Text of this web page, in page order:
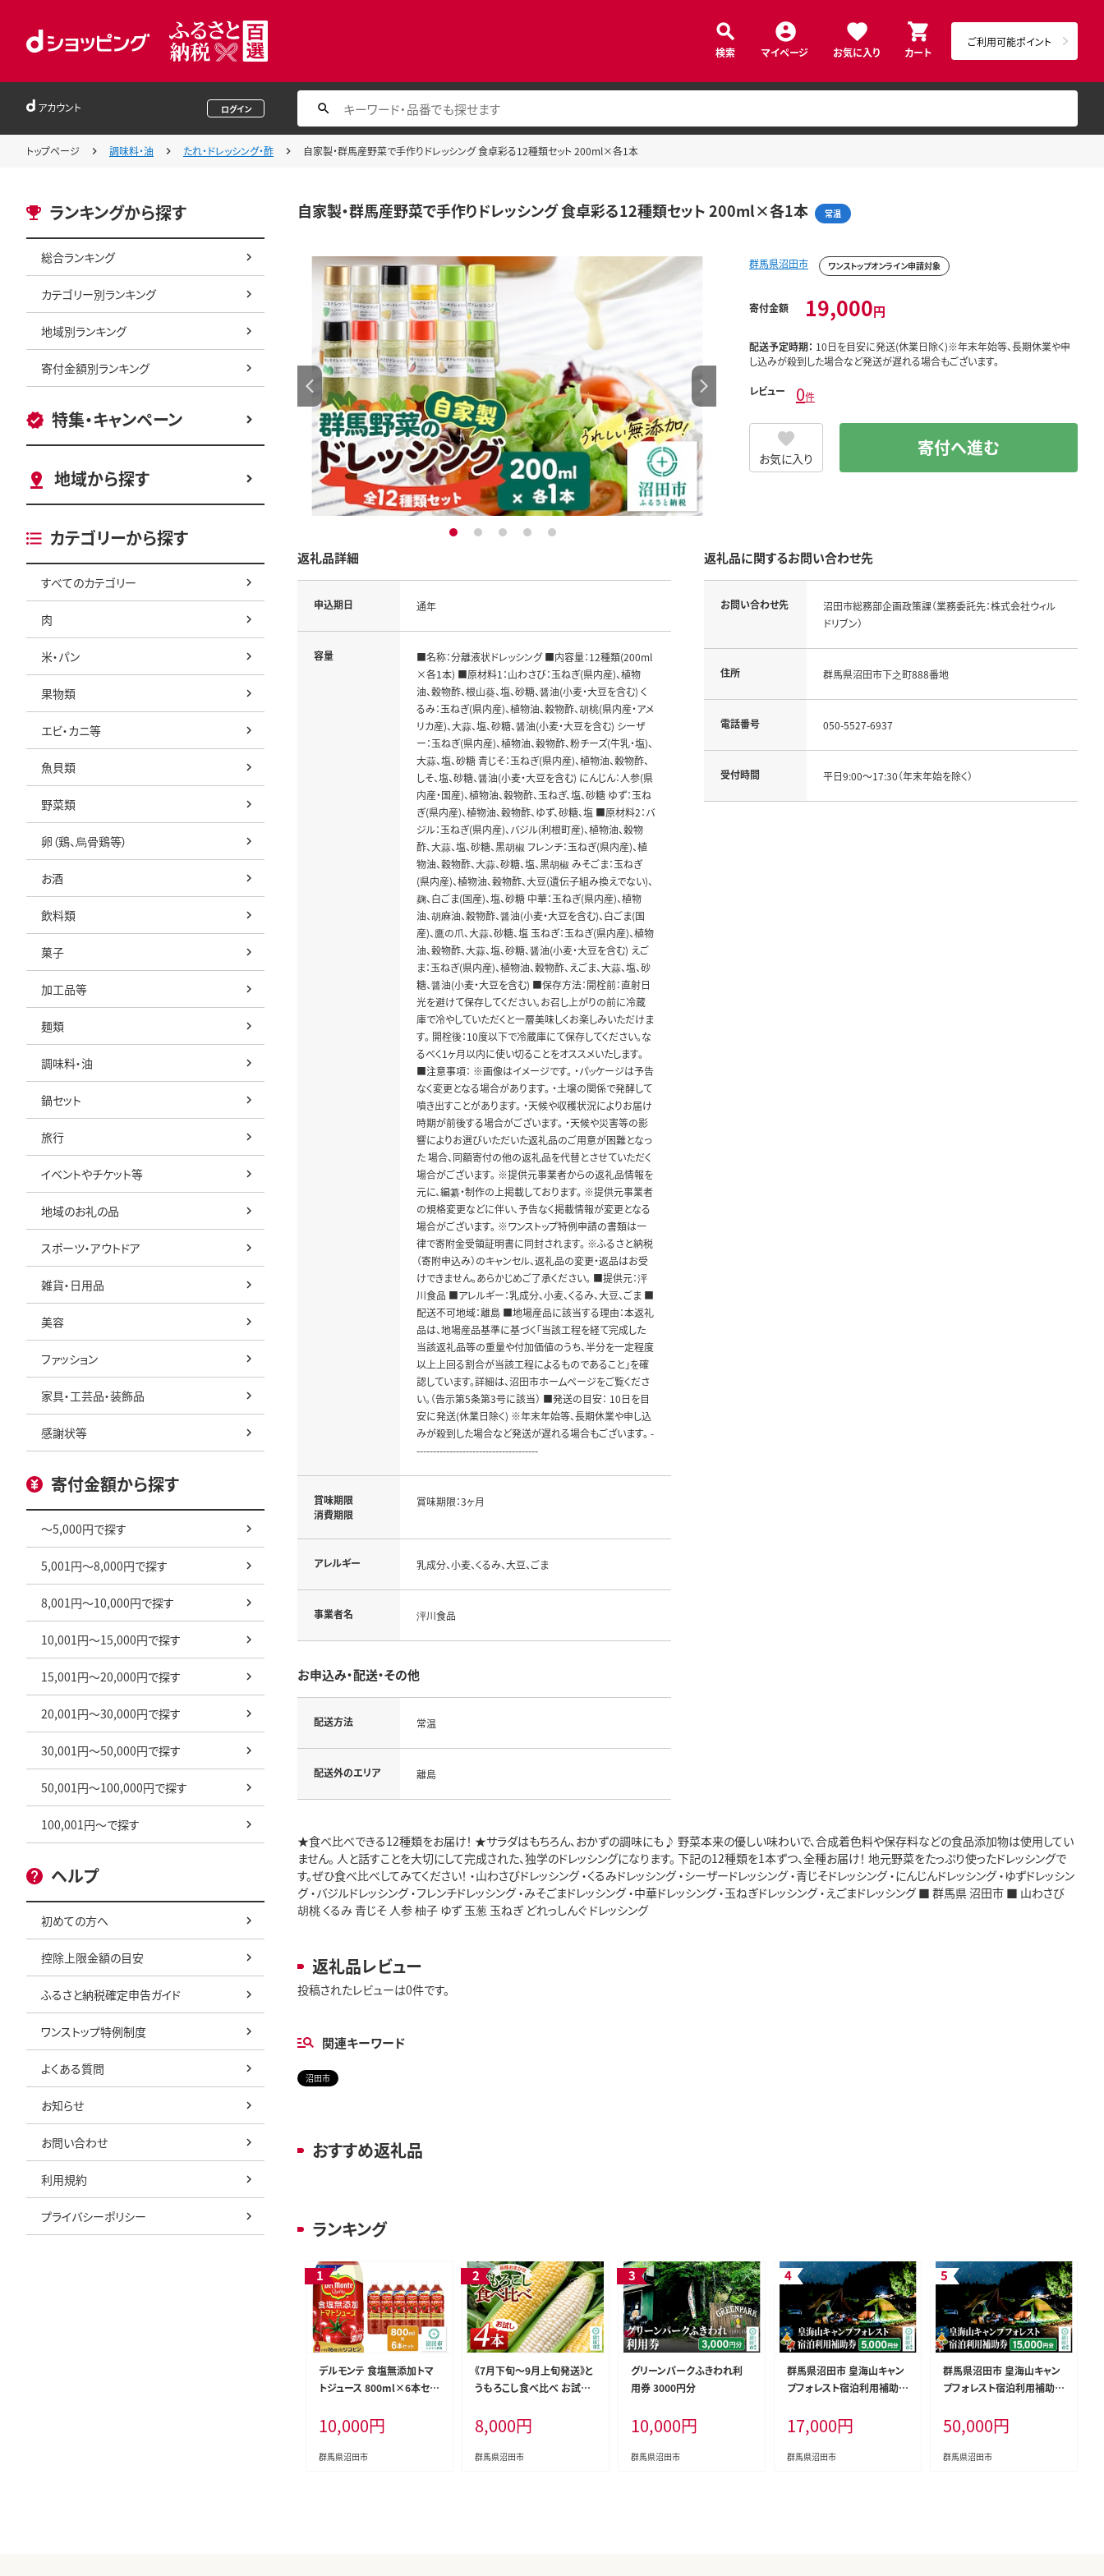
検索 マイページ お気に入り カート
ご利用可能ポイント
アカウント ログイン
トップページ 調味料・油 たれ・ドレッシング・酢 自家製・群馬産野菜で手作りドレッシング 食卓彩る12種類セット 200ml×各1本
ランキングから探す
総合ランキング
カテゴリー別ランキング
地域別ランキング
寄付金額別ランキング
特集・キャンペーン
地域から探す
カテゴリーから探す
すべてのカテゴリー
肉
米・パン
果物類
エビ・カニ等
魚貝類
野菜類
卵（鶏、烏骨鶏等）
お酒
飲料類
菓子
加工品等
麺類
調味料・油
鍋セット
旅行
イベントやチケット等
地域のお礼の品
スポーツ・アウトドア
雑貨・日用品
美容
ファッション
家具・工芸品・装飾品
感謝状等
寄付金額から探す
～5,000円で探す
5,001円～8,000円で探す
8,001円～10,000円で探す
10,001円～15,000円で探す
15,001円～20,000円で探す
20,001円～30,000円で探す
30,001円～50,000円で探す
50,001円～100,000円で探す
100,001円～で探す
ヘルプ
初めての方へ
控除上限金額の目安
ふるさと納税確定申告ガイド
ワンストップ特例制度
よくある質問
お知らせ
お問い合わせ
利用規約
プライバシーポリシー
自家製・群馬産野菜で手作りドレッシング 食卓彩る12種類セット 200ml×各1本 常温
1 2 3 4 5
群馬県沼田市 ワンストップオンライン申請対象
寄付金額 19,000円
配送予定時期： 10日を目安に発送(休業日除く)※年末年始等、長期休業や申
し込みが殺到した場合など発送が遅れる場合もございます。
レビュー 0件
お気に入り 寄付へ進む
返礼品詳細
申込期日 通年
容量
■名称：分離液状ドレッシング ■内容量：12種類(200ml
×各1本) ■原材料1：山わさび：玉ねぎ(県内産)、植物
油、穀物酢、根山葵、塩、砂糖、醤油(小麦・大豆を含む) く
るみ：玉ねぎ(県内産)、植物油、穀物酢、胡桃(県内産・アメ
リカ産)、大蒜、塩、砂糖、醤油(小麦・大豆を含む) シーザ
ー：玉ねぎ(県内産)、植物油、穀物酢、粉チーズ(牛乳・塩)、
大蒜、塩、砂糖 青じそ：玉ねぎ(県内産)、植物油、穀物酢、
しそ、塩、砂糖、醤油(小麦・大豆を含む) にんじん：人参(県
内産・国産)、植物油、穀物酢、玉ねぎ、塩、砂糖 ゆず：玉ね
ぎ(県内産)、植物油、穀物酢、ゆず、砂糖、塩 ■原材料2：バ
ジル：玉ねぎ(県内産)、バジル(利根町産)、植物油、穀物
酢、大蒜、塩、砂糖、黒胡椒 フレンチ：玉ねぎ(県内産)、植
物油、穀物酢、大蒜、砂糖、塩、黒胡椒 みそごま：玉ねぎ
(県内産)、植物油、穀物酢、大豆(遺伝子組み換えでない)、
麹、白ごま(国産)、塩、砂糖 中華：玉ねぎ(県内産)、植物
油、胡麻油、穀物酢、醤油(小麦・大豆を含む)、白ごま(国
産)、鷹の爪、大蒜、砂糖、塩 玉ねぎ：玉ねぎ(県内産)、植物
油、穀物酢、大蒜、塩、砂糖、醤油(小麦・大豆を含む) えご
ま：玉ねぎ(県内産)、植物油、穀物酢、えごま、大蒜、塩、砂
糖、醤油(小麦・大豆を含む) ■保存方法：開栓前：直射日
光を避けて保存してください。お召し上がりの前に冷蔵
庫で冷やしていただくと一層美味しくお楽しみいただけま
す。 開栓後：10度以下で冷蔵庫にて保存してください。な
るべく1ヶ月以内に使い切ることをオススメいたします。
■注意事項： ※画像はイメージです。 ・パッケージは予告
なく変更となる場合があります。 ・土壌の関係で発酵して
噴き出すことがあります。 ・天候や収穫状況によりお届け
時期が前後する場合がございます。 ・天候や災害等の影
響によりお選びいただいた返礼品のご用意が困難となっ
た 場合、同額寄付の他の返礼品を代替とさせていただく
場合がございます。 ※提供元事業者からの返礼品情報を
元に、編纂・制作の上掲載しております。 ※提供元事業者
の規格変更などに伴い、予告なく掲載情報が変更となる
場合がございます。 ※ワンストップ特例申請の書類は一
律で寄附金受領証明書に同封されます。 ※ふるさと納税
（寄附申込み）のキャンセル、返礼品の変更・返品はお受
けできません。あらかじめご了承ください。 ■提供元：泙
川食品 ■アレルギー：乳成分、小麦、くるみ、大豆、ごま ■
配送不可地域：離島 ■地場産品に該当する理由：本返礼
品は、地場産品基準に基づく「当該工程を経て完成した
当該返礼品等の重量や付加価値のうち、半分を一定程度
以上上回る割合が当該工程によるものであること」を確
認しています。詳細は、沼田市ホームページをご覧くださ
い。（告示第5条第3号に該当） ■発送の目安： 10日を目
安に発送(休業日除く) ※年末年始等、長期休業や申し込
みが殺到した場合など発送が遅れる場合もございます。 -
-------------------------------------
賞味期限
消費期限
賞味期限：3ヶ月
アレルギー 乳成分、小麦、くるみ、大豆、ごま
事業者名 泙川食品
お申込み・配送・その他
配送方法 常温
配送外のエリア 離島
返礼品に関するお問い合わせ先
お問い合わせ先
沼田市総務部企画政策課（業務委託先：株式会社ウィル
ドリブン）
住所 群馬県沼田市下之町888番地
電話番号 050-5527-6937
受付時間 平日9:00～17:30（年末年始を除く）
★食べ比べできる12種類をお届け！ ★サラダはもちろん、おかずの調味にも♪ 野菜本来の優しい味わいで、合成着色料や保存料などの食品添加物は使用してい
ません。 人と話すことを大切にして完成された、独学のドレッシングになります。 下記の12種類を1本ずつ、全種お届け！ 地元野菜をたっぷり使ったドレッシングで
す。ぜひ食べ比べしてみてください！ ・山わさびドレッシング ・くるみドレッシング ・シーザードレッシング ・青じそドレッシング ・にんじんドレッシング ・ゆずドレッシン
グ ・バジルドレッシング ・フレンチドレッシング ・みそごまドレッシング ・中華ドレッシング ・玉ねぎドレッシング ・えごまドレッシング ■ 群馬県 沼田市 ■ 山わさび
胡桃 くるみ 青じそ 人参 柚子 ゆず 玉葱 玉ねぎ どれっしんぐ ドレッシング
返礼品レビュー
投稿されたレビューは0件です。
関連キーワード
沼田市
おすすめ返礼品
ランキング
デルモンテ 食塩無添加トマ
トジュース 800ml×6本セッ
[【野菜セット】デルモンテ De
l Monte キッコーマン 野菜
トマト とまと]
10,000円
群馬県沼田市
《7月下旬～9月上旬発送》と
うもろこし食べ比べ お試し4
8,000円
群馬県沼田市
グリーンパークふきわれ利
用券 3000円分
10,000円
群馬県沼田市
群馬県沼田市 皇海山キャン
プフォレスト宿泊利用補助券
17,000円
群馬県沼田市
群馬県沼田市 皇海山キャン
プフォレスト宿泊利用補助券
50,000円
群馬県沼田市